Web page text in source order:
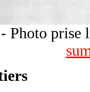
- Photo prise